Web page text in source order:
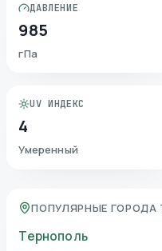
ДАВЛЕНИЕ
985
гПа
UV ИНДЕКС
4
Умеренный
ПОПУЛЯРНЫЕ
Тернополь